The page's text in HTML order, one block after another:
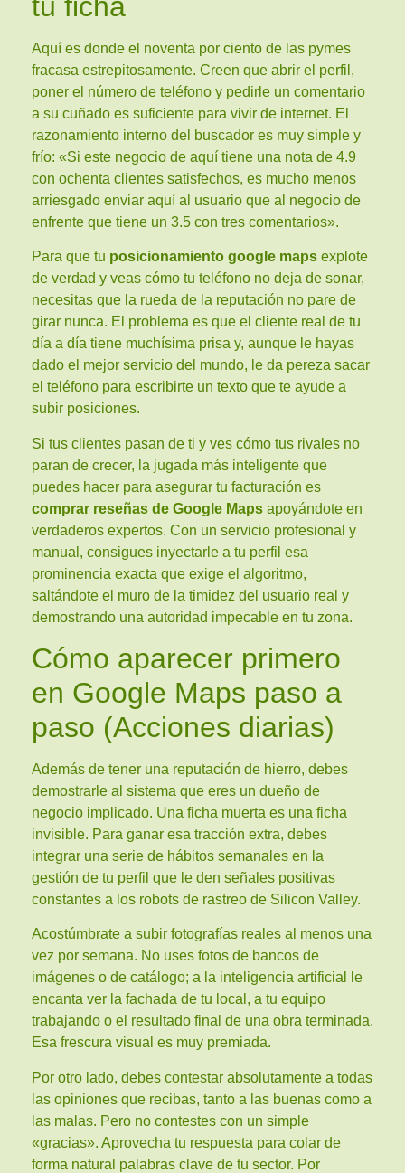
Aquí es donde el noventa por ciento de las pymes
fracasa estrepitosamente. Creen que abrir el perfil,
poner el número de teléfono y pedirle un comentario
a su cuñado es suficiente para vivir de internet. El
razonamiento interno del buscador es muy simple y
frío: «Si este negocio de aquí tiene una nota de 4.9
con ochenta clientes satisfechos, es mucho menos
arriesgado enviar aquí al usuario que al negocio de
enfrente que tiene un 3.5 con tres comentarios».
Para que tu posicionamiento google maps explote
de verdad y veas cómo tu teléfono no deja de sonar,
necesitas que la rueda de la reputación no pare de
girar nunca. El problema es que el cliente real de tu
día a día tiene muchísima prisa y, aunque le hayas
dado el mejor servicio del mundo, le da pereza sacar
el teléfono para escribirte un texto que te ayude a
subir posiciones.
Si tus clientes pasan de ti y ves cómo tus rivales no
paran de crecer, la jugada más inteligente que
puedes hacer para asegurar tu facturación es
comprar reseñas de Google Maps apoyándote en
verdaderos expertos. Con un servicio profesional y
manual, consigues inyectarle a tu perfil esa
prominencia exacta que exige el algoritmo,
saltándote el muro de la timidez del usuario real y
demostrando una autoridad impecable en tu zona.
Cómo aparecer primero
en Google Maps paso a
paso (Acciones diarias)
Además de tener una reputación de hierro, debes
demostrarle al sistema que eres un dueño de
negocio implicado. Una ficha muerta es una ficha
invisible. Para ganar esa tracción extra, debes
integrar una serie de hábitos semanales en la
gestión de tu perfil que le den señales positivas
constantes a los robots de rastreo de Silicon Valley.
Acostúmbrate a subir fotografías reales al menos una
vez por semana. No uses fotos de bancos de
imágenes o de catálogo; a la inteligencia artificial le
encanta ver la fachada de tu local, a tu equipo
trabajando o el resultado final de una obra terminada.
Esa frescura visual es muy premiada.
Por otro lado, debes contestar absolutamente a todas
las opiniones que recibas, tanto a las buenas como a
las malas. Pero no contestes con un simple
«gracias». Aprovecha tu respuesta para colar de
forma natural palabras clave de tu sector. Por